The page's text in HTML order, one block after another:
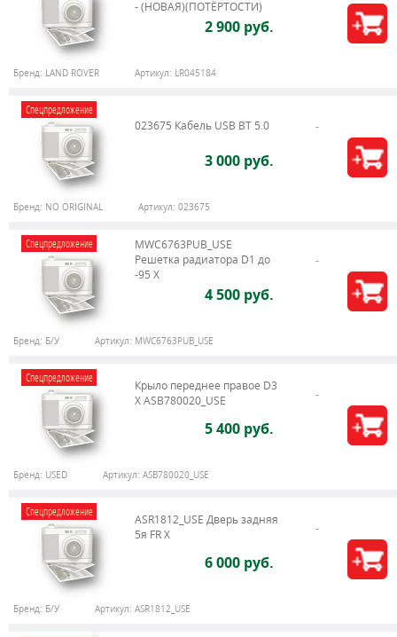
- (НОВАЯ)(ПОТЁРТОСТИ)
2 900 руб.
Бренд: LAND ROVER Артикул: LR045184
Спецпредложение
023675 Кабель USB BT 5.0
3 000 руб.
Бренд: NO ORIGINAL Артикул: 023675
Спецпредложение
MWC6763PUB_USE
Решетка радиатора D1 до
-95 X
4 500 руб.
Бренд: Б/У Артикул: MWC6763PUB_USE
Спецпредложение
Крыло переднее правое D3
X ASB780020_USE
5 400 руб.
Бренд: USED Артикул: ASB780020_USE
Спецпредложение
ASR1812_USE Дверь задняя
5я FR X
6 000 руб.
Бренд: Б/У Артикул: ASR1812_USE